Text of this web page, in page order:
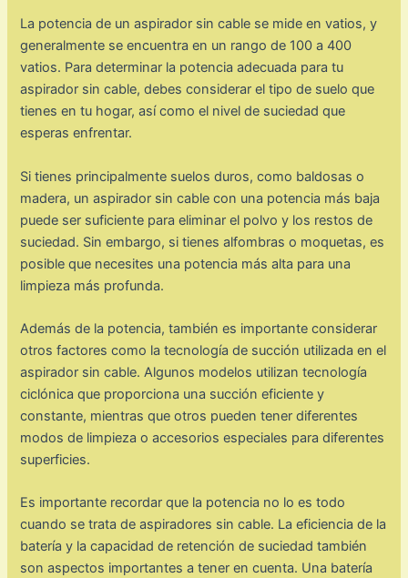
La potencia de un aspirador sin cable se mide en vatios, y
generalmente se encuentra en un rango de 100 a 400
vatios. Para determinar la potencia adecuada para tu
aspirador sin cable, debes considerar el tipo de suelo que
tienes en tu hogar, así como el nivel de suciedad que
esperas enfrentar.
Si tienes principalmente suelos duros, como baldosas o
madera, un aspirador sin cable con una potencia más baja
puede ser suficiente para eliminar el polvo y los restos de
suciedad. Sin embargo, si tienes alfombras o moquetas, es
posible que necesites una potencia más alta para una
limpieza más profunda.
Además de la potencia, también es importante considerar
otros factores como la tecnología de succión utilizada en el
aspirador sin cable. Algunos modelos utilizan tecnología
ciclónica que proporciona una succión eficiente y
constante, mientras que otros pueden tener diferentes
modos de limpieza o accesorios especiales para diferentes
superficies.
Es importante recordar que la potencia no lo es todo
cuando se trata de aspiradores sin cable. La eficiencia de la
batería y la capacidad de retención de suciedad también
son aspectos importantes a tener en cuenta. Una batería